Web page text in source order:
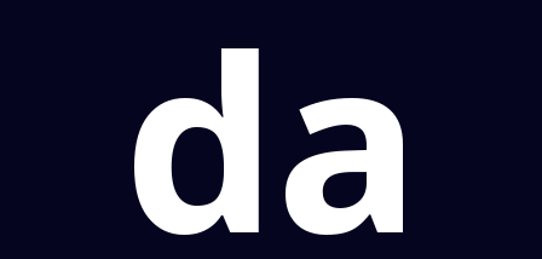
da